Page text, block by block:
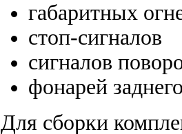
габаритных
стоп-сигналов
сигналов
фонарей
Для сборки